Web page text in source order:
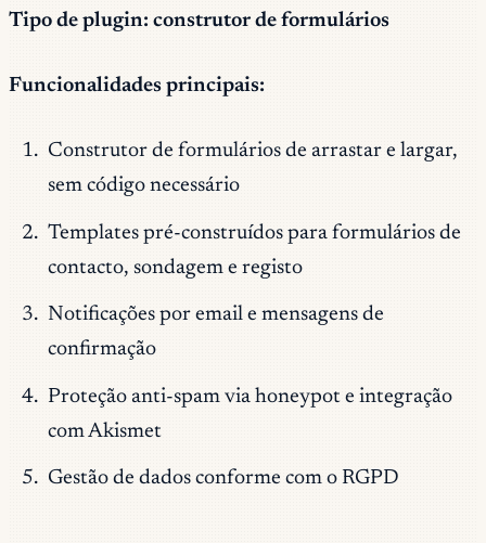
Tipo de plugin: construtor de formulários
Funcionalidades principais:
Construtor de formulários de arrastar e largar,
sem código necessário
Templates pré-construídos para formulários de
contacto, sondagem e registo
Notificações por email e mensagens de
confirmação
Proteção anti-spam via honeypot e integração
com Akismet
Gestão de dados conforme com o RGPD